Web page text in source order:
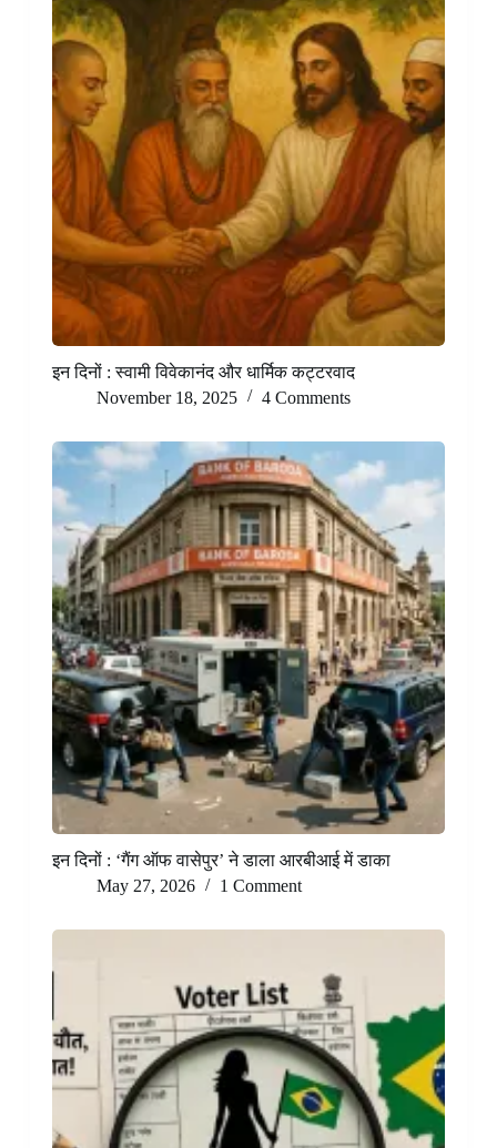
इन दिनों : स्वामी विवेकानंद और धार्मिक कट्टरवाद
November 18, 2025
4 Comments
इन दिनों : ‘गैंग ऑफ वासेपुर’ ने डाला आरबीआई में डाका
May 27, 2026
1 Comment